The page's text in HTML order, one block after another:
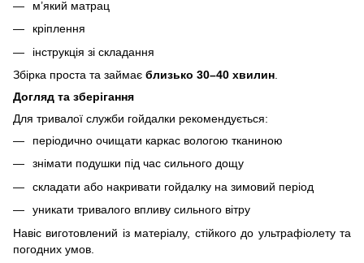
м’який матрац
кріплення
інструкція зі складання
Збірка проста та займає близько 30–40 хвилин
Догляд та зберігання
Для тривалої служби гойдалки рекомендується:
періодично очищати каркас вологою тканиною
знімати подушки під час сильного дощу
складати або накривати гойдалку на зимовий період
уникати тривалого впливу сильного вітру
Навіс виготовлений із матеріалу, стійкого до ультрафіолету та
погодних умов.